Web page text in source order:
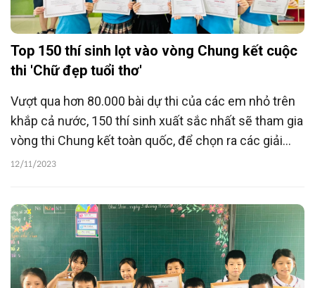
Top 150 thí sinh lọt vào vòng Chung kết cuộc
thi 'Chữ đẹp tuổi thơ'
Vượt qua hơn 80.000 bài dự thi của các em nhỏ trên
khắp cả nước, 150 thí sinh xuất sắc nhất sẽ tham gia
vòng thi Chung kết toàn quốc, để chọn ra các giải
Nhất, Nhì, Ba, Tư... diễn ra vào 25/11 tại Hà Nội.
12/11/2023